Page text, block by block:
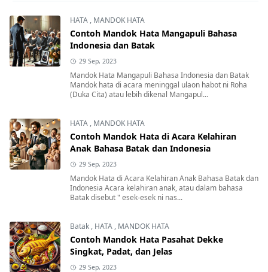
HATA , MANDOK HATA
Contoh Mandok Hata Mangapuli Bahasa
Indonesia dan Batak
29 Sep, 2023
Mandok Hata Mangapuli Bahasa Indonesia dan Batak
Mandok hata di acara meninggal ulaon habot ni Roha
(Duka Cita) atau lebih dikenal Mangapul...
HATA , MANDOK HATA
Contoh Mandok Hata di Acara Kelahiran
Anak Bahasa Batak dan Indonesia
29 Sep, 2023
Mandok Hata di Acara Kelahiran Anak Bahasa Batak dan
Indonesia Acara kelahiran anak, atau dalam bahasa
Batak disebut " esek-esek ni nas...
Batak , HATA , MANDOK HATA
Contoh Mandok Hata Pasahat Dekke
Singkat, Padat, dan Jelas
29 Sep, 2023